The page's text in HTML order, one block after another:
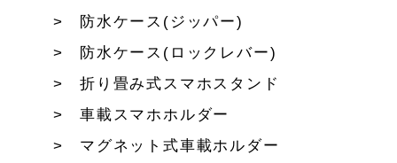
防水ケース(ジッパー)
防水ケース(ロックレバー)
折り畳み式スマホスタンド
車載スマホホルダー
マグネット式車載ホルダー